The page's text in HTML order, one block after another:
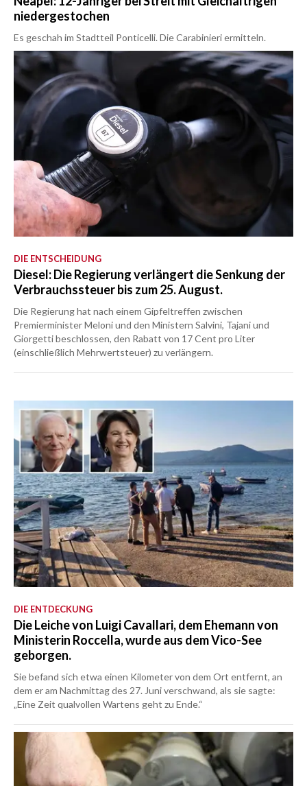
niedergestochen
Es geschah im Stadtteil Ponticelli. Die Carabinieri ermitteln.
DIE ENTSCHEIDUNG
Diesel: Die Regierung verlängert die Senkung der
Verbrauchssteuer bis zum 25. August.
Die Regierung hat nach einem Gipfeltreffen zwischen
Premierminister Meloni und den Ministern Salvini, Tajani und
Giorgetti beschlossen, den Rabatt von 17 Cent pro Liter
(einschließlich Mehrwertsteuer) zu verlängern.
DIE ENTDECKUNG
Die Leiche von Luigi Cavallari, dem Ehemann von
Ministerin Roccella, wurde aus dem Vico-See
geborgen.
Sie befand sich etwa einen Kilometer von dem Ort entfernt, an
dem er am Nachmittag des 27. Juni verschwand, als sie sagte:
„Eine Zeit qualvollen Wartens geht zu Ende.“